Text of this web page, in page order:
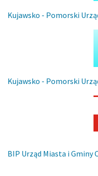
Kujawsko - Pomorski
Kujawsko - Pomorski
BIP Urząd Miasta i Gminy